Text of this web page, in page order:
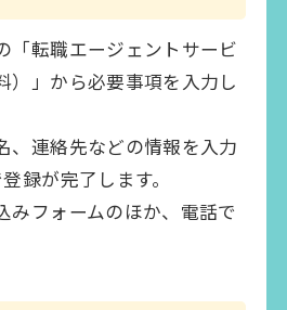
「転職エージェントサービ
）」から必要事項を入力し
、連絡先などの情報を入力
録が完了します。
みフォームのほか、電話で